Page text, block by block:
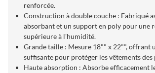
renforcée.
Construction à double couche : Fabriqué
absorbant et un support en poly pour une
supérieure à l'humidité.
Grande taille : Mesure 18"" x 22"", offrant
suffisante pour protéger les vêtements des
Haute absorption : Absorbe efficacement